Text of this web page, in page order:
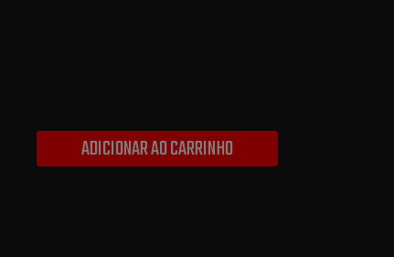
ADICIONAR AO CARRINHO